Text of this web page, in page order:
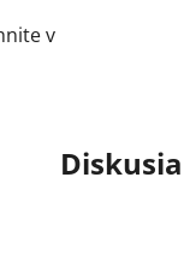
v
Diskusia